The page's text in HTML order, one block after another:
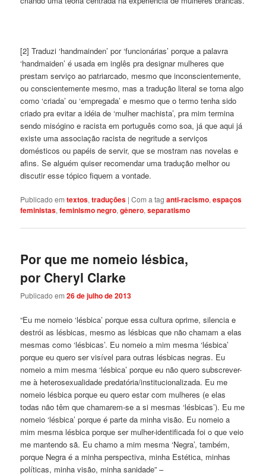
[2] Traduzi ‘handmainden’ por ‘funcionárias’ porque a palavra
‘handmaiden’ é usada em inglês pra designar mulheres que
prestam serviço ao patriarcado, mesmo que inconscientemente,
ou conscientemente mesmo, mas a tradução literal se torna algo
como ‘criada’ ou ‘empregada’ e mesmo que o termo tenha sido
criado pra evitar a idéia de ‘mulher machista’, pra mim termina
sendo misógino e racista em português como soa, já que aqui já
existe uma associação racista de negritude a serviços
domésticos ou papéis de servir, que se mostram nas novelas e
afins. Se alguém quiser recomendar uma tradução melhor ou
discutir esse tópico fiquem a vontade.
Publicado em textos,traduções |Com a taganti-racismo,espaços
feministas,feminismo negro,gênero,separatismo
Por que me nomeio lésbica,
por Cheryl Clarke
Publicado em26 de julho de 2013
“Eu me nomeio ‘lésbica’ porque essa cultura oprime, silencia e
destrói as lésbicas, mesmo as lésbicas que não chamam a elas
mesmas como ‘lésbicas’. Eu nomeio a mim mesma ‘lésbica’
porque eu quero ser visível para outras lésbicas negras. Eu
nomeio a mim mesma ‘lésbica’ porque eu não quero subscrever-
me à heterosexualidade predatória/institucionalizada. Eu me
nomeio lésbica porque eu quero estar com mulheres (e elas
todas não têm que chamarem-se a si mesmas ‘lésbicas’). Eu me
nomeio ‘lésbica’ porque é parte da minha visão. Eu nomeio a
mim mesma lésbica porque ser mulher-identificada foi o que veio
me mantendo sã. Eu chamo a mim mesma ‘Negra’, também,
porque Negra é a minha perspectiva, minha Estética, minhas
políticas, minha visão, minha sanidade” –